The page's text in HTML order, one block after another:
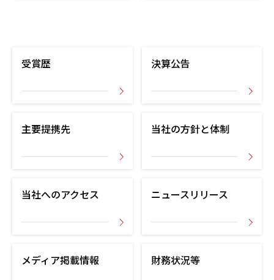
受賞歴 決算公告
主要提携先 当社の方針と体制
当社へのアクセス ニュースリリース
メディア掲載情報 財務状況等